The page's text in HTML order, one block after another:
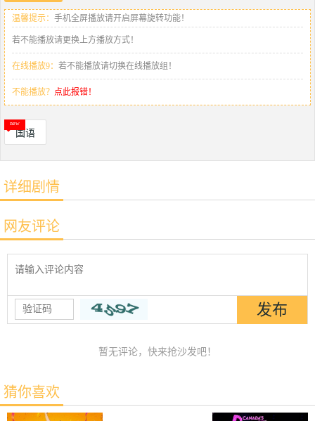
温馨提示： 手机全屏播放请开启屏幕旋转功能！
若不能播放请更换上方播放方式！
在线播放9： 若不能播放请切换在线播放组！
不能播放？ 点此报错！
国语
详细剧情
网友评论
暂无评论，快来抢沙发吧！
猜你喜欢